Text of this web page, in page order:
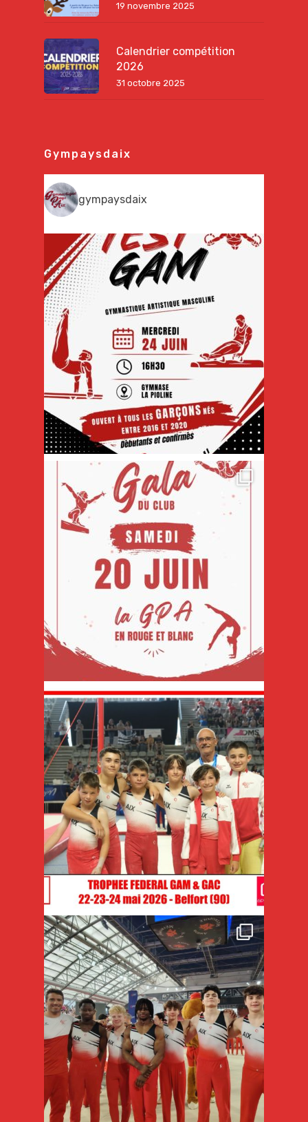
19 novembre 2025
Calendrier compétition
2026
31 octobre 2025
Gympaysdaix
gympaysdaix